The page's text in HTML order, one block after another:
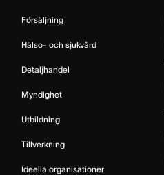
Försäljning
Hälso- och sjukvård
Detaljhandel
Myndighet
Utbildning
Tillverkning
Ideella organisationer